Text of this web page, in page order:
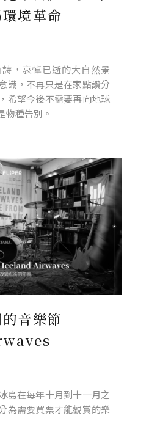
境革命
，哀悼已逝的大自然景
識，不再只是在家點讚分
希望今後不需要再向地球
物種告別。
音樂節
島在每年十月到十一月之
為需要買票才能觀賞的樂